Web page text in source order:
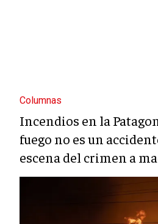
Columnas
Incendios en la
fuego no es un
escena del crimen a